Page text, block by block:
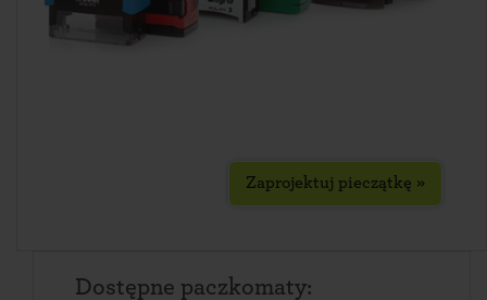
Zaprojektuj pieczątkę »
Dostępne paczkomaty: